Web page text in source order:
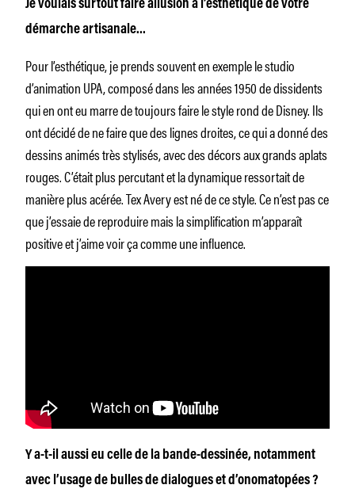
Je voulais surtout faire allusion à l’esthétique de votre
démarche artisanale…
Pour l’esthétique, je prends souvent en exemple le studio
d’animation UPA, composé dans les années 1950 de dissidents
qui en ont eu marre de toujours faire le style rond de Disney. Ils
ont décidé de ne faire que des lignes droites, ce qui a donné des
dessins animés très stylisés, avec des décors aux grands aplats
rouges. C’était plus percutant et la dynamique ressortait de
manière plus acérée. Tex Avery est né de ce style. Ce n’est pas ce
que j’essaie de reproduire mais la simplification m’apparaît
positive et j’aime voir ça comme une influence.
Y a-t-il aussi eu celle de la bande-dessinée, notamment
avec l’usage de bulles de dialogues et d’onomatopées ?